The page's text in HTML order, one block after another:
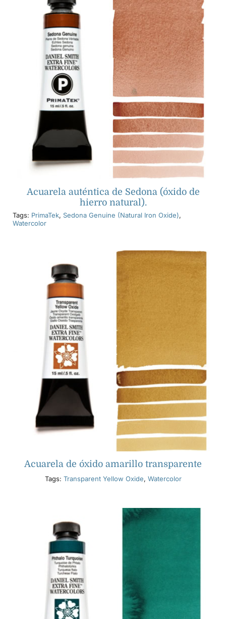
Acuarela auténtica de Sedona (óxido de
hierro natural).
Tags: PrimaTek, Sedona Genuine (Natural Iron Oxide),
Watercolor
Acuarela de óxido amarillo transparente
Tags: Transparent Yellow Oxide, Watercolor